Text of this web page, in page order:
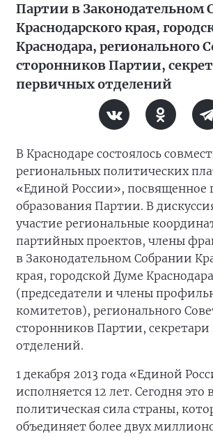
Партии в Законодательном
Краснодарского края,
Краснодара, регионального
сторонников Партии,
первичных отделений
В Краснодаре состоялось
региональных политических
«Единой России», посвященное
образования Партии. В
участие региональные
партийных проектов, члены
в Законодательном Собрании
края, городской Думе Краснодара
(председатели и члены
комитетов), регионального
сторонников Партии,
отделений.
1 декабря 2013 года «Единой
исполняется 12 лет. Сегодня это
политическая сила страны,
объединяет более двух